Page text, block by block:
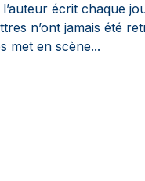
écrit chaque
n’ont jamais été
met en scène...